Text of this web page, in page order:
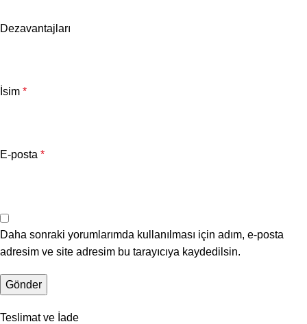
Dezavantajları
İsim *
E-posta *
Daha sonraki yorumlarımda kullanılması için adım, e-posta
adresim ve site adresim bu tarayıcıya kaydedilsin.
Teslimat ve İade